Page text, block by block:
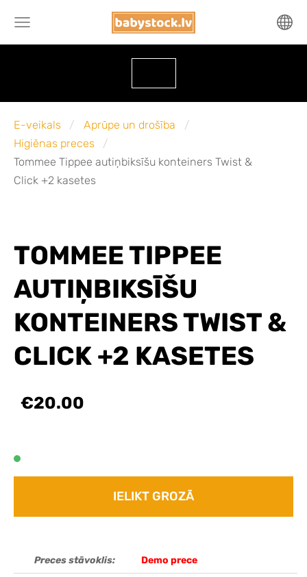
E-veikals
Aprūpe un drošība
Higiēnas preces
Tommee Tippee autiņbiksīšu konteiners Twist &
Click +2 kasetes
TOMMEE TIPPEE
AUTIŅBIKSĪŠU
KONTEINERS TWIST &
CLICK +2 KASETES
€20.00
IELIKT GROZĀ
Preces stāvoklis: Demo prece